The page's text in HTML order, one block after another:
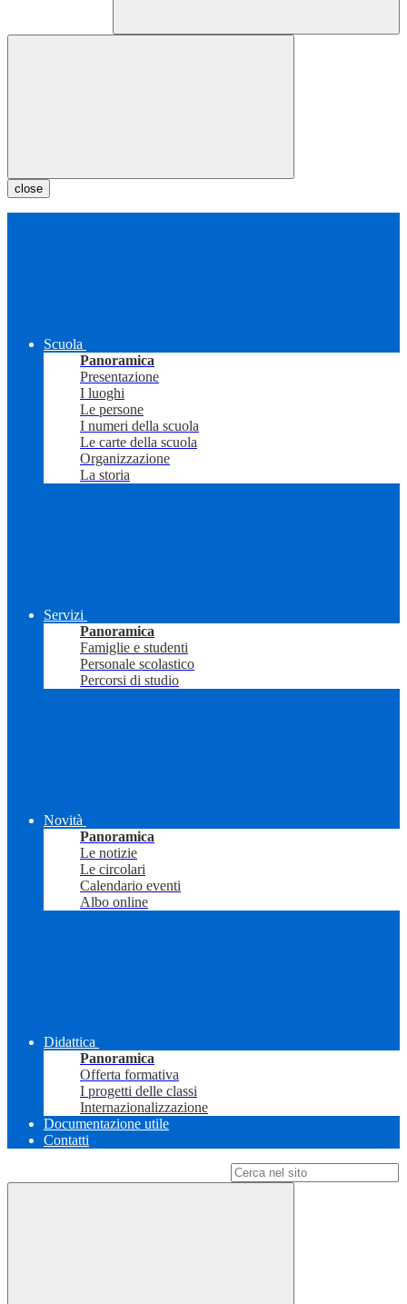
close
Scuola
Panoramica
Presentazione
I luoghi
Le persone
I numeri della scuola
Le carte della scuola
Organizzazione
La storia
Servizi
Panoramica
Famiglie e studenti
Personale scolastico
Percorsi di studio
Novità
Panoramica
Le notizie
Le circolari
Calendario eventi
Albo online
Didattica
Panoramica
Offerta formativa
I progetti delle classi
Internazionalizzazione
Documentazione utile
Contatti